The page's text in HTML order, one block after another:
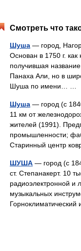
Смотреть что
Шуша — город,
Основан в 1750 г. как
получившая
Панаха Али, но в
Шуша по имени… …
Шуша — город (с
11 км от
жителей (1991).
промышленности;
Старинный центр
ШУША — город (с
ст. Степанакерт. 10
радиоэлектронной и
музыкальных